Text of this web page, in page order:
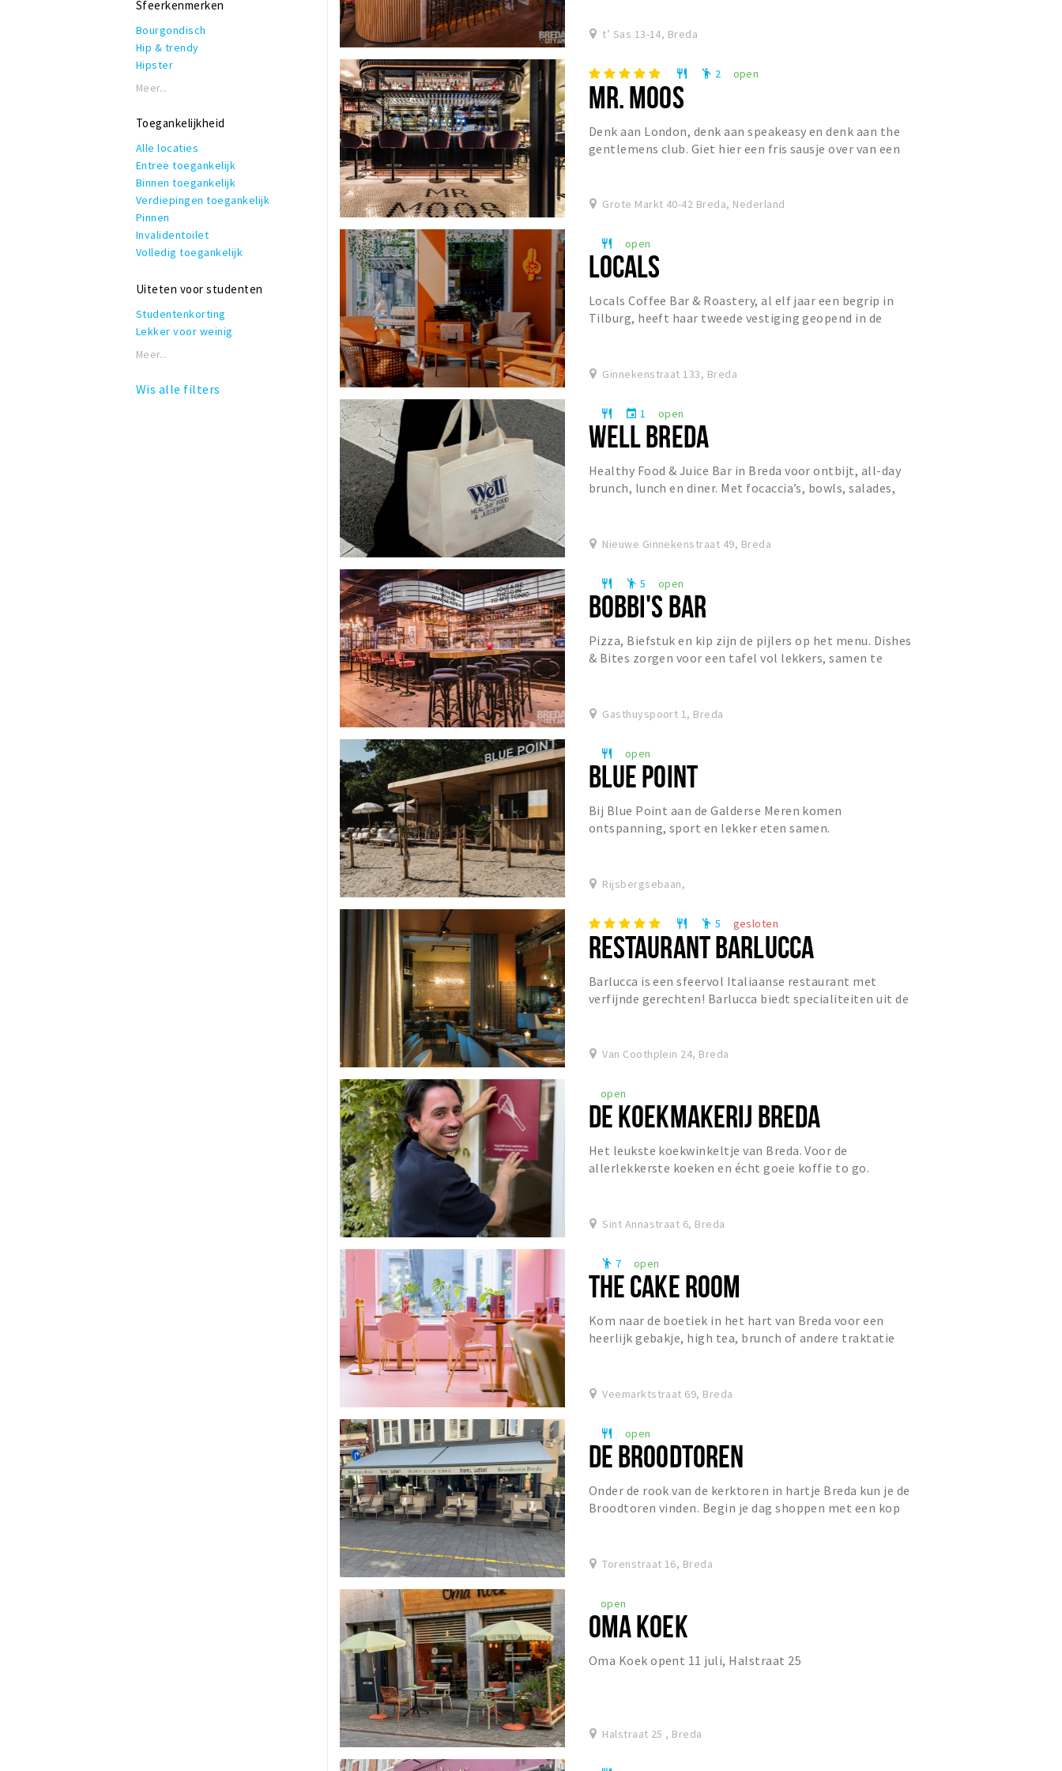
Streekproducten
Thuis bezorgen
Veganistisch
Vegetarisch
Verrassingsmenu
Invalidentoilet
Kindvriendelijk
Private dining
Rookruimte
Terras of binnentuin
WiFi
Sfeerkenmerken
Bourgondisch
Hip & trendy
Hipster
Industrieel
Modern
Romantisch
Thema
Vintage
Zakelijk & formeel
Meer...
Toegankelijkheid
Alle locaties
Entree toegankelijk
Binnen toegankelijk
Verdiepingen toegankelijk
Pinnen
Invalidentoilet
Volledig toegankelijk
Uiteten voor studenten
Studentenkorting
Lekker voor weinig
Meer...
Wis alle filters
t’ Sas 13-14, Breda
restaurant emoji_people 2 open
MR. MOOS
Denk aan London, denk aan speakeasy en denk aan the
gentlemens club. Giet hier een fris sausje over van een
Grote Markt 40-42 Breda, Nederland
restaurant open
LOCALS
Locals Coffee Bar & Roastery, al elf jaar een begrip in
Tilburg, heeft haar tweede vestiging geopend in de
Ginnekenstraat 133, Breda
restaurant event 1 open
WELL BREDA
Healthy Food & Juice Bar in Breda voor ontbijt, all-day
brunch, lunch en diner. Met focaccia’s, bowls, salades,
Nieuwe Ginnekenstraat 49, Breda
restaurant emoji_people 5 open
BOBBI'S BAR
Pizza, Biefstuk en kip zijn de pijlers op het menu. Dishes
& Bites zorgen voor een tafel vol lekkers, samen te
Gasthuyspoort 1, Breda
restaurant open
BLUE POINT
Bij Blue Point aan de Galderse Meren komen
ontspanning, sport en lekker eten samen.
Rijsbergsebaan,
restaurant emoji_people 5 gesloten
RESTAURANT BARLUCCA
Barlucca is een sfeervol Italiaanse restaurant met
verfijnde gerechten! Barlucca biedt specialiteiten uit de
Van Coothplein 24, Breda
open
DE KOEKMAKERIJ BREDA
Het leukste koekwinkeltje van Breda. Voor de
allerlekkerste koeken en écht goeie koffie to go.
Sint Annastraat 6, Breda
emoji_people 7 open
THE CAKE ROOM
Kom naar de boetiek in het hart van Breda voor een
heerlijk gebakje, high tea, brunch of andere traktatie
Veemarktstraat 69, Breda
restaurant open
DE BROODTOREN
Onder de rook van de kerktoren in hartje Breda kun je de
Broodtoren vinden. Begin je dag shoppen met een kop
Torenstraat 16, Breda
open
OMA KOEK
Oma Koek opent 11 juli, Halstraat 25
Halstraat 25 , Breda